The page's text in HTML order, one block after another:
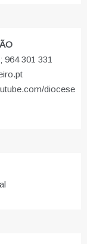
964 301 331
diocese